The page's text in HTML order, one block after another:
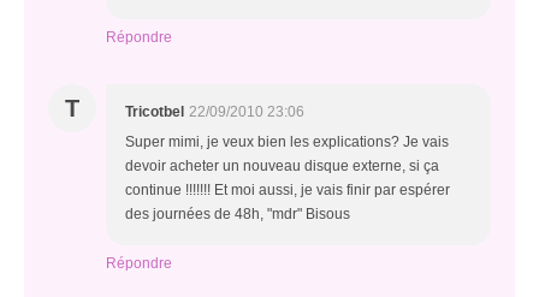
Répondre
T Tricotbel 22/09/2010 23:06
Super mimi, je veux bien les explications? Je vais
devoir acheter un nouveau disque externe, si ça
continue !!!!!!! Et moi aussi, je vais finir par espérer
des journées de 48h, "mdr" Bisous
Répondre